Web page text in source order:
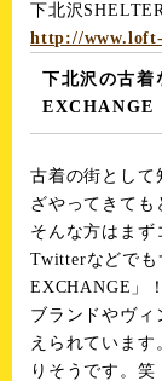
下北沢
http://
下北沢の古
EXCHANGE
古着の街として
ざやってきても
そんな方はまず
Twitterなどでも
EXCHANGE」！
ブランドやヴィ
えられていま
りそうです。笑